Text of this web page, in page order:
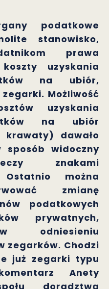
podatkowe
stanowisko,
prawa
uzyskania
na ubiór,
Możliwość
uzyskania
na ubiór
dawało
widoczny
znakami
Ostatnio można
zmianę
podatkowych
prywatnych,
odniesieniu
zegarków. Chodzi
już zegarki typu
Anety
doradztwa